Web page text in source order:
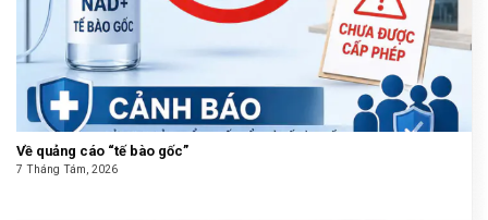
Về quảng cáo “tế bào gốc”
7 Tháng Tám, 2026